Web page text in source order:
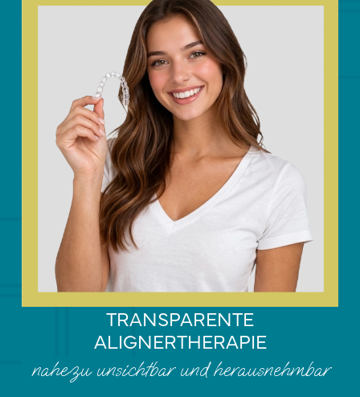
TRANSPARENTE
ALIGNERTHERAPIE
nahezu unsichtbar und herausnehmbar